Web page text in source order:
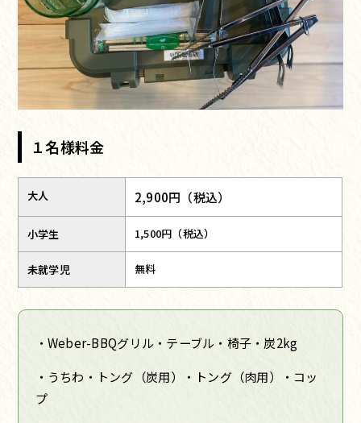
１名様料金
大人 2,900円（税込）
小学生 1,500円（税込）
未就学児 無料
・Weber-BBQグリル・テーブル・椅子・炭2kg
・うちわ・トング（炭用）・トング（肉用）・コッ
プ